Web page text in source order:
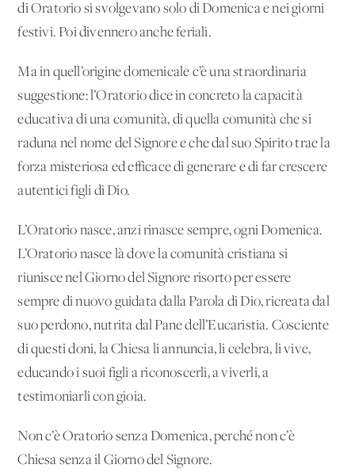
di Oratorio si svolgevano solo di Domenica e nei giorni
festivi. Poi divennero anche feriali.
Ma in quell’origine domenicale c’è una straordinaria
suggestione: l’Oratorio dice in concreto la capacità
educativa di una comunità, di quella comunità che si
raduna nel nome del Signore e che dal suo Spirito trae la
forza misteriosa ed efficace di generare e di far crescere
autentici figli di Dio.
L’Oratorio nasce, anzi rinasce sempre, ogni Domenica.
L’Oratorio nasce là dove la comunità cristiana si
riunisce nel Giorno del Signore risorto per essere
sempre di nuovo guidata dalla Parola di Dio, ricreata dal
suo perdono, nutrita dal Pane dell’Eucaristia. Cosciente
di questi doni, la Chiesa li annuncia, li celebra, li vive,
educando i suoi figli a riconoscerli, a viverli, a
testimoniarli con gioia.
Non c’è Oratorio senza Domenica, perché non c’è
Chiesa senza il Giorno del Signore.